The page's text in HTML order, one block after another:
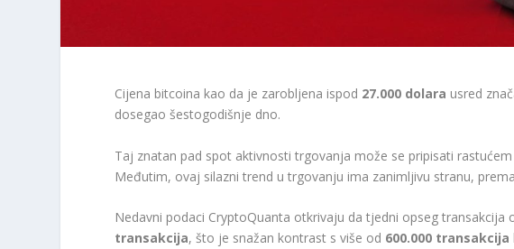
Cijena bitcoina kao da je zarobljena ispod 27.000 dolara usred
dosegao šestogodišnje dno.
Taj znatan pad spot aktivnosti trgovanja može se pripisati
Međutim, ovaj silazni trend u trgovanju ima zanimljivu stranu,
Nedavni podaci CryptoQuanta otkrivaju da tjedni opseg transakcija
transakcija, što je snažan kontrast s više od 600.000 transakcija